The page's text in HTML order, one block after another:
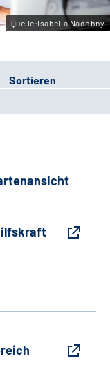
Quelle:Isabella Nadobny
Sortieren